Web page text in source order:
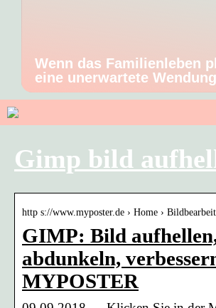
Wenn das Familienleben
eine unerwartete
Gimp bild
http s://www.myposter.de › Home ›
GIMP: Bild
abdunkeln,
MYPOSTER